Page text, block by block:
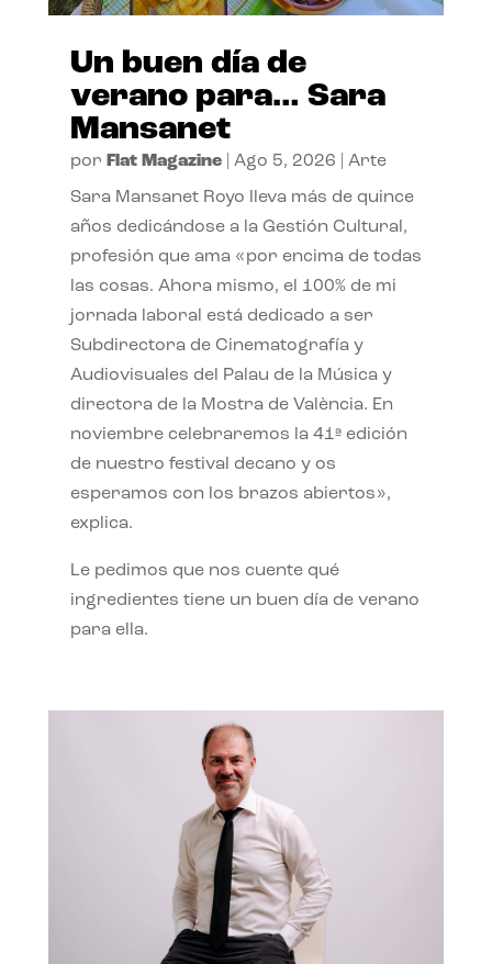
Un buen día de
verano para… Sara
Mansanet
por Flat Magazine| Ago 5, 2026 Arte
Sara Mansanet Royo lleva más de quince
años dedicándose a la Gestión Cultural,
profesión que ama «por encima de todas
las cosas. Ahora mismo, el 100% de mi
jornada laboral está dedicado a ser
Subdirectora de Cinematografía y
Audiovisuales del Palau de la Música y
directora de la Mostra de València. En
noviembre celebraremos la 41ª edición
de nuestro festival decano y os
esperamos con los brazos abiertos»,
explica.
Le pedimos que nos cuente qué
ingredientes tiene un buen día de verano
para ella.